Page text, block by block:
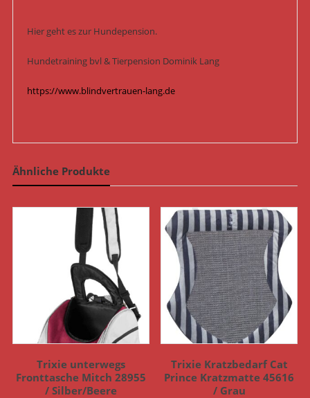
Hier geht es zur Hundepension.
Hundetraining bvl & Tierpension Dominik Lang
https://www.blindvertrauen-lang.de
Ähnliche Produkte
Trixie unterwegs
Fronttasche Mitch 28955
/ Silber/Beere
Trixie Kratzbedarf Cat
Prince Kratzmatte 45616
/ Grau